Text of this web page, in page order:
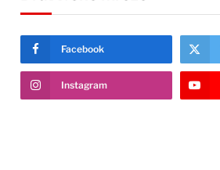
Facebook
Instagram